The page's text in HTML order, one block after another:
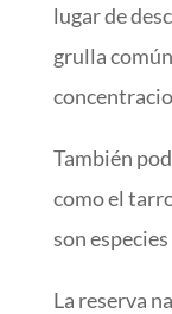
lugar de
grulla
También
como el
son
La reserva